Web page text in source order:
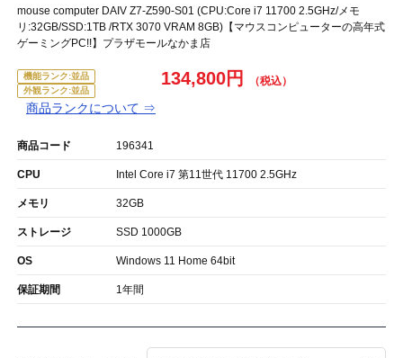
mouse computer DAIV Z7-Z590-S01 (CPU:Core i7 11700 2.5GHz/メモ
リ:32GB/SSD:1TB /RTX 3070 VRAM 8GB)【マウスコンピューターの高年式
ゲーミングPC!!】プラザモールなかま店
機能ランク:並品
外観ランク:並品
商品ランクについて ⇒
134,800円
商品コード 196341
CPU Intel Core i7 第11世代 11700 2.5GHz
メモリ 32GB
ストレージ SSD 1000GB
OS Windows 11 Home 64bit
保証期間 1年間